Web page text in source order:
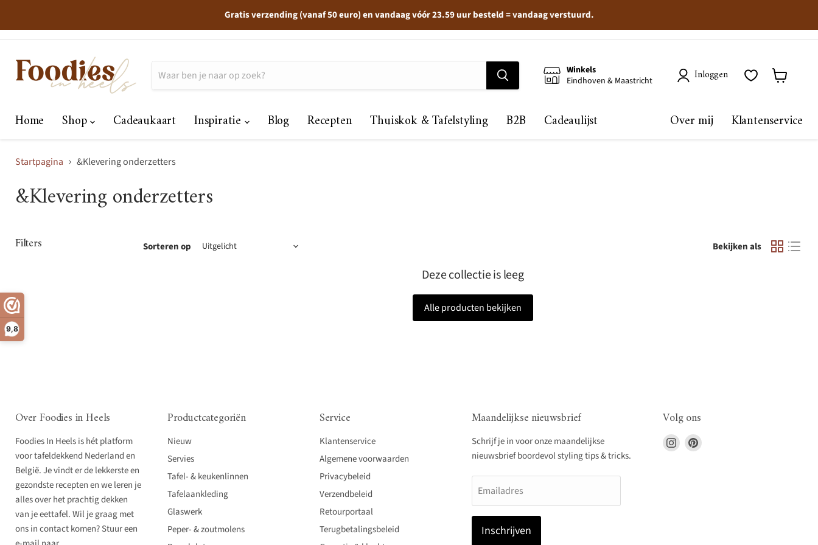
9,8
Gratis verzending (vanaf 50 euro) en vandaag vóór 23.59 uur besteld = vandaag verstuurd.
Winkels
Eindhoven & Maastricht
Inloggen
Home Shop Cadeaukaart Inspiratie Blog Recepten Thuiskok & Tafelstyling B2B Cadeaulijst Over mij Klantenservice
Startpagina &Klevering onderzetters
&Klevering onderzetters
Filters Sorteren op Bekijken als
Deze collectie is leeg
Alle producten bekijken
Over Foodies in Heels
Foodies In Heels is hét platform
voor tafeldekkend Nederland en
België. Je vindt er de lekkerste en
gezondste recepten en we leren je
alles over het prachtig dekken
van je eettafel. Wil je graag met
ons in contact komen? Stuur een
Productcategoriën
Nieuw
Servies
Tafel- & keukenlinnen
Tafelaankleding
Glaswerk
Peper- & zoutmolens
Service
Klantenservice
Algemene voorwaarden
Privacybeleid
Verzendbeleid
Retourportaal
Terugbetalingsbeleid
Maandelijkse nieuwsbrief
Schrijf je in voor onze maandelijkse
nieuwsbrief boordevol styling tips & tricks.
Emailadres
Inschrijven
Volg ons
Vind
ons
Vind